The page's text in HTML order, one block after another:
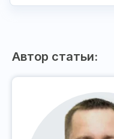
Автор статьи: